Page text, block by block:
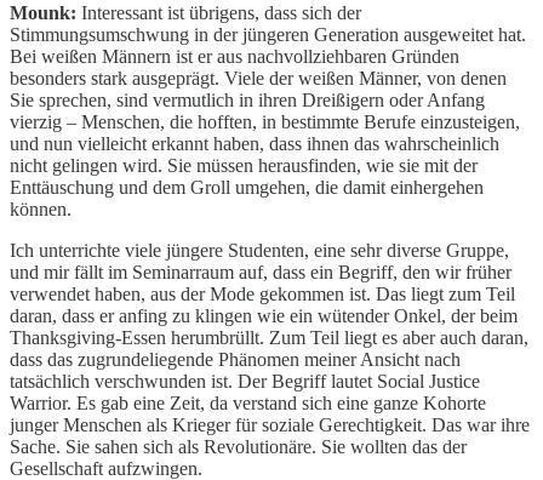
Mounk: Interessant ist übrigens, dass sich der
Stimmungsumschwung in der jüngeren Generation ausgeweitet hat.
Bei weißen Männern ist er aus nachvollziehbaren Gründen
besonders stark ausgeprägt. Viele der weißen Männer, von denen
Sie sprechen, sind vermutlich in ihren Dreißigern oder Anfang
vierzig – Menschen, die hofften, in bestimmte Berufe einzusteigen,
und nun vielleicht erkannt haben, dass ihnen das wahrscheinlich
nicht gelingen wird. Sie müssen herausfinden, wie sie mit der
Enttäuschung und dem Groll umgehen, die damit einhergehen
können.
Ich unterrichte viele jüngere Studenten, eine sehr diverse Gruppe,
und mir fällt im Seminarraum auf, dass ein Begriff, den wir früher
verwendet haben, aus der Mode gekommen ist. Das liegt zum Teil
daran, dass er anfing zu klingen wie ein wütender Onkel, der beim
Thanksgiving-Essen herumbrüllt. Zum Teil liegt es aber auch daran,
dass das zugrundeliegende Phänomen meiner Ansicht nach
tatsächlich verschwunden ist. Der Begriff lautet Social Justice
Warrior. Es gab eine Zeit, da verstand sich eine ganze Kohorte
junger Menschen als Krieger für soziale Gerechtigkeit. Das war ihre
Sache. Sie sahen sich als Revolutionäre. Sie wollten das der
Gesellschaft aufzwingen.